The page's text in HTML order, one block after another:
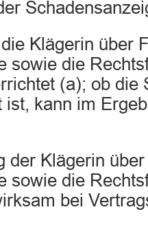
Klägerin über
sowie die
(a); ob die
ist, kann im
der Klägerin
sowie die
bei